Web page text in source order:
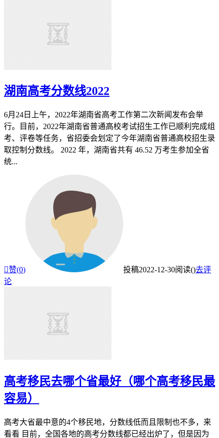
湖南高考分数线2022
6月24日上午，2022年湖南省高考工作第二次新闻发布会举
行。目前，2022年湖南省普通高校考试招生工作已顺利完成组
考、评卷等任务，省招委会划定了今年湖南省普通高校招生录
取控制分数线。 2022 年，湖南省共有 46.52 万考生参加全省
统...
赞(0) 投稿2022-12-30阅读()去评
论
高考移民去哪个省最好（哪个高考移民最
容易）
高考大省最中意的4个移民地，分数线低而且限制也不多，来
看看 目前，全国各地的高考分数线都已经出炉了，但是因为